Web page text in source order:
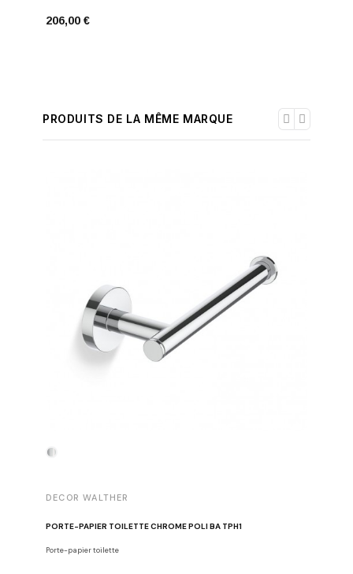
206,00 €
PRODUITS DE LA MÊME MARQUE
DECOR WALTHER
PORTE-PAPIER TOILETTE CHROME POLI BA TPH1
Porte-papier toilette